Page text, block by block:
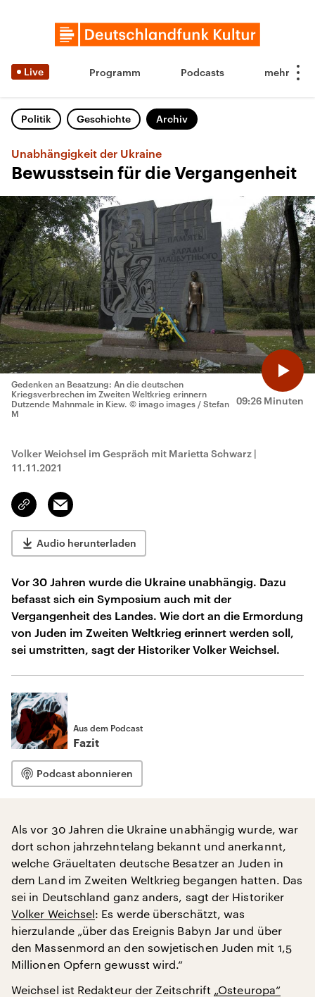
Live Programm Podcasts
Politik Geschichte Archiv
Unabhängigkeit der Ukraine
Bewusstsein für die Vergangenheit
09:26 Minuten
Gedenken an Besatzung: An die deutschen
Kriegsverbrechen im Zweiten Weltkrieg erinnern
Dutzende Mahnmale in Kiew. © imago images / Stefan
M
Volker Weichsel im Gespräch mit Marietta Schwarz |
11.11.2021
Link
kopieren/teilen
Email
Audio herunterladen
Vor 30 Jahren wurde die Ukraine unabhängig. Dazu
befasst sich ein Symposium auch mit der
Vergangenheit des Landes. Wie dort an die Ermordung
von Juden im Zweiten Weltkrieg erinnert werden soll,
sei umstritten, sagt der Historiker Volker Weichsel.
Aus dem Podcast
Fazit
Podcast abonnieren
Als vor 30 Jahren die Ukraine unabhängig wurde, war
dort schon jahrzehntelang bekannt und anerkannt,
welche Gräueltaten deutsche Besatzer an Juden in
dem Land im Zweiten Weltkrieg begangen hatten. Das
sei in Deutschland ganz anders, sagt der Historiker
Volker Weichsel: Es werde überschätzt, was
hierzulande „über das Ereignis Babyn Jar und über
den Massenmord an den sowjetischen Juden mit 1,5
Millionen Opfern gewusst wird.“
Weichsel ist Redakteur der Zeitschrift „Osteuropa“